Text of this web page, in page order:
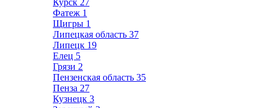
Курск 27
Фатеж 1
Щигры 1
Липецкая область 37
Липецк 19
Елец 5
Грязи 2
Пензенская область 35
Пенза 27
Кузнецк 3